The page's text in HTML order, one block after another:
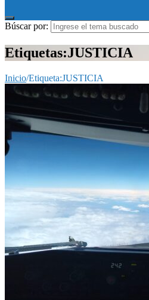
Búscar por:
Etiquetas:JUSTICIA
Inicio/Etiqueta:JUSTICIA